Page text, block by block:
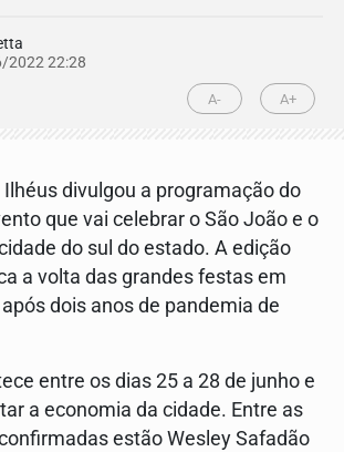
2022 22:28
A- A+
divulgou a programação do
que vai celebrar o São João e o
do sul do estado. A edição
a volta das grandes festas em
dois anos de pandemia de
entre os dias 25 a 28 de junho e
a economia da cidade. Entre as
estão Wesley Safadão